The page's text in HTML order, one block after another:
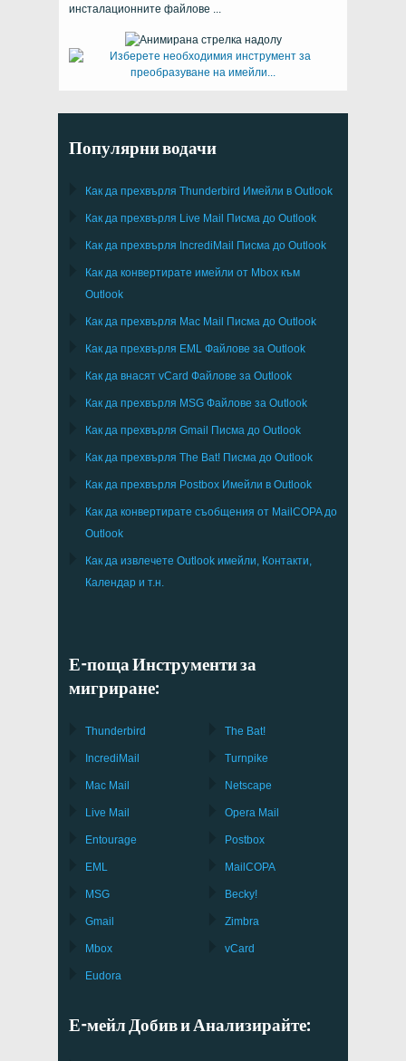
инсталационните файлове ...
Популярни водачи
Как да прехвърля Thunderbird Имейли в Outlook
Как да прехвърля Live Mail Писма до Outlook
Как да прехвърля IncrediMail Писма до Outlook
Как да конвертирате имейли от Mbox към
Outlook
Как да прехвърля Mac Mail Писма до Outlook
Как да прехвърля EML Файлове за Outlook
Как да внасят vCard Файлове за Outlook
Как да прехвърля MSG Файлове за Outlook
Как да прехвърля Gmail Писма до Outlook
Как да прехвърля The Bat! Писма до Outlook
Как да прехвърля Postbox Имейли в Outlook
Как да конвертирате съобщения от MailCOPAдо
Outlook
Как да извлечете Outlook имейли, Контакти,
Календар и т.н.
Е-поща Инструменти за
мигриране:
Thunderbird
IncrediMail
Mac Mail
Live Mail
Entourage
EML
MSG
Gmail
Mbox
Eudora
The Bat!
Turnpike
Netscape
Opera Mail
Postbox
MailCOPA
Becky!
Zimbra
vCard
Е-мейл Добив и Анализирайте: